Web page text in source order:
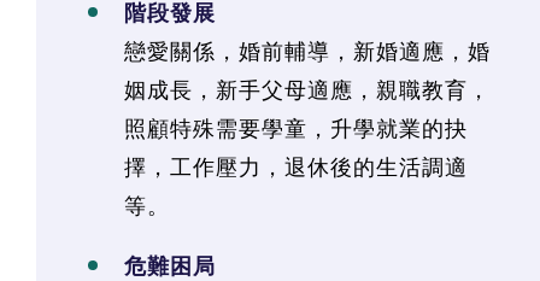
階段發展
戀愛關係，婚前輔導，新婚適應，婚
姻成長，新手父母適應，親職教育，
照顧特殊需要學童，升學就業的抉
擇，工作壓力，退休後的生活調適
等。
危難困局